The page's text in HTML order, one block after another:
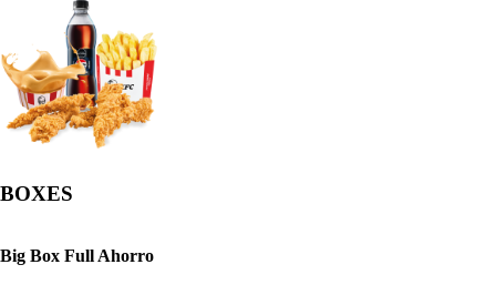
BOXES
Big Box Full Ahorro